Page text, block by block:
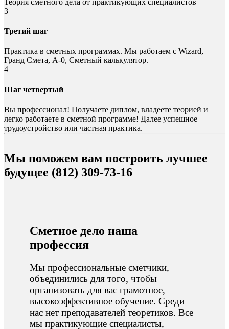
3
Третий шаг
Практика в сметных программах. Мы работаем с Wizard,
Гранд Смета, А-0, Сметный калькулятор.
4
Шаг четвертый
Вы профессионал! Получаете диплом, владеете теорией и
легко работаете в сметной программе! Далее успешное
трудоустройство или частная практика.
Мы поможем вам построить лучшее
будущее (812) 309-73-16
Сметное дело наша
профессия
Мы профессиональные сметчики,
объединились для того, чтобы
организовать для вас грамотное,
высокоэффективное обучение. Среди
нас нет преподавателей теоретиков. Все
мы практикующие специалисты,